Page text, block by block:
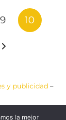
9 10
y publicidad –
la mejor